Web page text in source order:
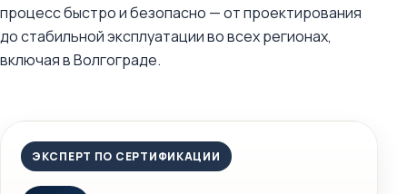
процесс быстро и безопасно — от проектирования
до стабильной эксплуатации во всех регионах,
включая в Волгограде.
ЭКСПЕРТ ПО СЕРТИФИКАЦИИ